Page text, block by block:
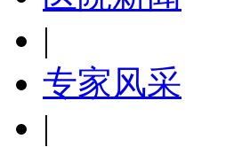
|
专家风采
|